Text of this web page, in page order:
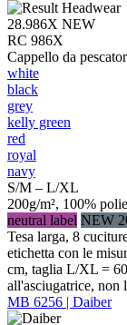
28.986X NEW
RC 986X
Cappello da
white
black
grey
kelly green
red
royal
navy
S/M – L/XL
200g/m², 100%
neutral label NEW
Tesa larga, 8
etichetta con le
cm, taglia L/XL =
all'asciugatrice, non
MB 6256 | Daiber